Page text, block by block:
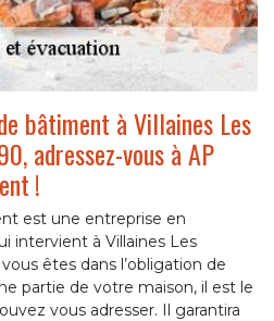
bâtiment à Villaines Les
adressez-vous à AP
!
est une entreprise en
intervient à Villaines Les
êtes dans l’obligation de
partie de votre maison, il est le
vous adresser. Il garantira